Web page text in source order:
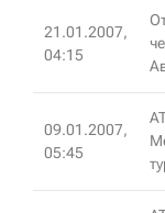
21.01.2007,
04:15
09.01.2007,
05:45